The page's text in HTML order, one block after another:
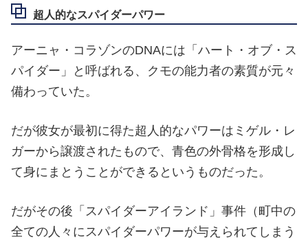
超人的なスパイダーパワー
アーニャ・コラゾンのDNAには「ハート・オブ・ス
パイダー」と呼ばれる、クモの能力者の素質が元々
備わっていた。
だが彼女が最初に得た超人的なパワーはミゲル・レ
ガーから譲渡されたもので、青色の外骨格を形成し
て身にまとうことができるというものだった。
だがその後「スパイダーアイランド」事件（町中の
全ての人々にスパイダーパワーが与えられてしまう